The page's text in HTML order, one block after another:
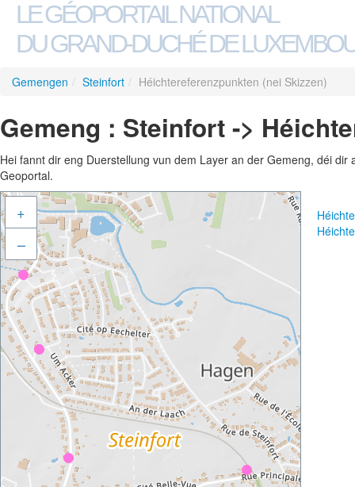
LE GÉOPORTAIL NATIONAL
DU GRAND-DUCHÉ DE
Gemengen / Steinfort / Héichtereferenzpunkten (nei Skizzen)
Gemeng : Steinfort ->
Hei fannt dir eng Duerstellung vun dem Layer an der Gemeng, déi
Geoportal.
+
–